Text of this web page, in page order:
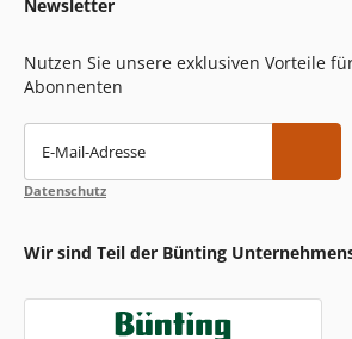
Newsletter
Nutzen Sie unsere exklusiven Vorteile
Abonnenten
E-Mail-Adresse
Datenschutz
Wir sind Teil der Bünting